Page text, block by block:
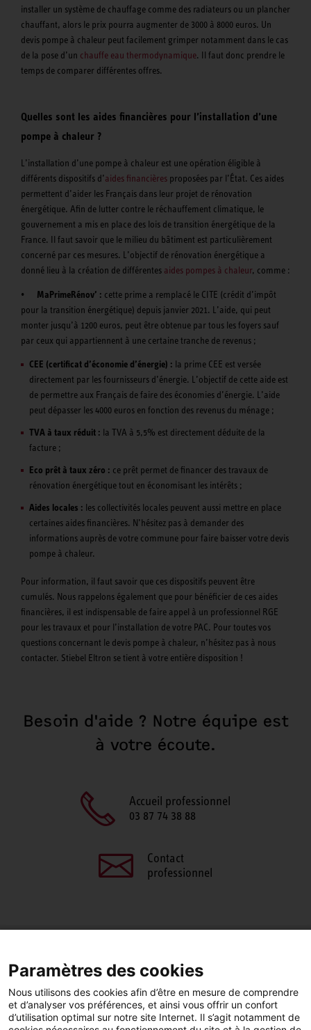
installer un système de chauffage comme des radiateurs ou un plancher
chauffant, alors le prix pourra augmenter de 3000 à 8000 euros. Un
devis pompe à chaleur peut facilement grimper notamment dans le cas
de la pose d’un chauffe eau thermodynamique. Il faut donc prendre le
temps de comparer différentes offres.
Quelles sont les aides financières pour l’installation d’une
pompe à chaleur ?
L’installation d’une pompe à chaleur est une opération éligible à
différents dispositifs d’aides financières proposées par l’État. Ces aides
permettent d’aider les Français dans leur projet de rénovation
énergétique. Afin de lutter contre le réchauffement climatique, le
gouvernement a mis en place des lois de transition énergétique de la
France. Il faut savoir que le milieu du bâtiment est particulièrement
concerné par ces mesures. L’objectif de rénovation énergétique a
donné lieu à la création de différentes aides pompes à chaleur, comme :
• MaPrimeRénov’ : cette prime a remplacé le CITE (crédit d’impôt
pour la transition énergétique) depuis janvier 2021. L’aide, qui peut
monter jusqu’à 1200 euros, peut être obtenue par tous les foyers sauf
par ceux qui appartiennent à une certaine tranche de revenus ;
CEE (certificat d’économie d’énergie) : la prime CEE est versée
directement par les fournisseurs d’énergie. L’objectif de cette aide est
de permettre aux Français de faire des économies d’énergie. L’aide
peut dépasser les 4000 euros en fonction des revenus du ménage ;
TVA à taux réduit : la TVA à 5,5% est directement déduite de la
facture ;
Eco prêt à taux zéro : ce prêt permet de financer des travaux de
rénovation énergétique tout en économisant les intérêts ;
Aides locales : les collectivités locales peuvent aussi mettre en place
certaines aides financières. N’hésitez pas à demander des
informations auprès de votre commune pour faire baisser votre devis
pompe à chaleur.
Pour information, il faut savoir que ces dispositifs peuvent être
cumulés. Nous rappelons également que pour bénéficier de ces aides
financières, il est indispensable de faire appel à un professionnel RGE
pour les travaux et pour l’installation de votre PAC. Pour toutes vos
questions concernant le devis pompe à chaleur, n’hésitez pas à nous
contacter. Stiebel Eltron se tient à votre entière disposition !
Besoin d'aide ? Notre équipe est
à votre écoute.
Accueil professionnel
03 87 74 38 88
Contact
professionnel
FacebookLinkedIn
Paramètres des cookies
Nous utilisons des cookies afin d’être en mesure de comprendre
et d’analyser vos préférences, et ainsi vous offrir un confort
d’utilisation optimal sur notre site Internet. Il s’agit notamment de